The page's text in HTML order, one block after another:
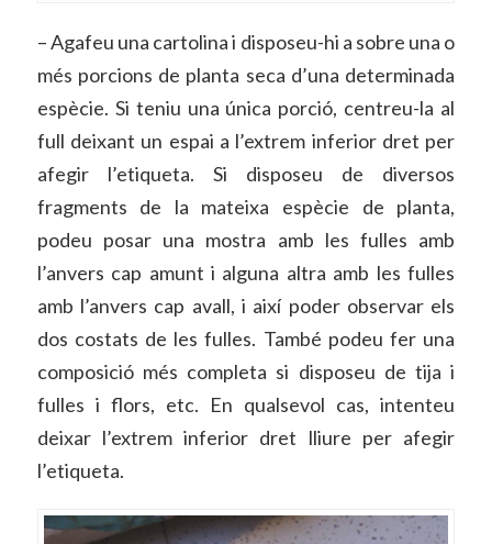
– Agafeu una cartolina i disposeu-hi a sobre una o
més porcions de planta seca d’una determinada
espècie. Si teniu una única porció, centreu-la al
full deixant un espai a l’extrem inferior dret per
afegir l’etiqueta. Si disposeu de diversos
fragments de la mateixa espècie de planta,
podeu posar una mostra amb les fulles amb
l’anvers cap amunt i alguna altra amb les fulles
amb l’anvers cap avall, i així poder observar els
dos costats de les fulles. També podeu fer una
composició més completa si disposeu de tija i
fulles i flors, etc. En qualsevol cas, intenteu
deixar l’extrem inferior dret lliure per afegir
l’etiqueta.